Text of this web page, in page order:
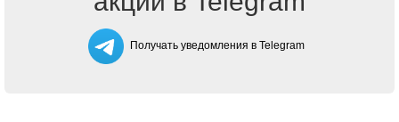
Получать уведомления в Telegram